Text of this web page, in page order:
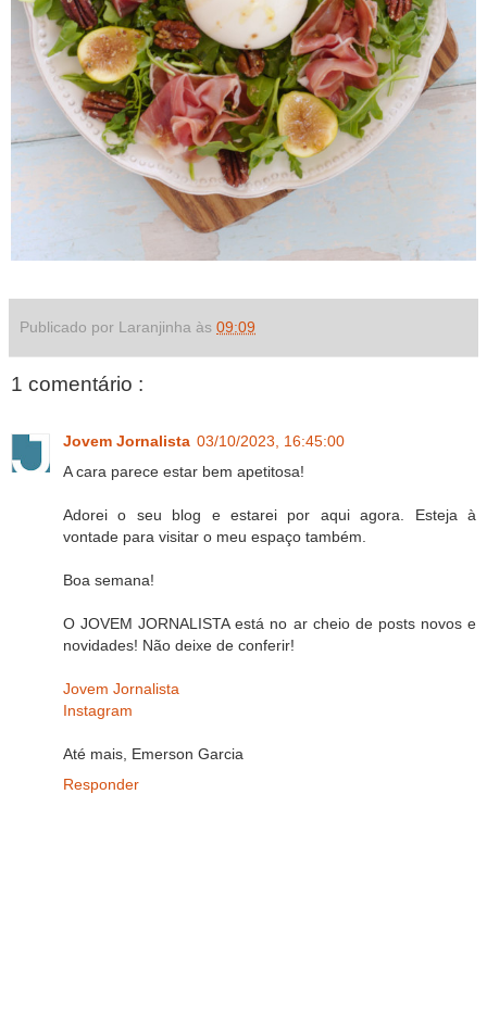
Publicado por Laranjinha às 09:09
1 comentário :
Jovem Jornalista 03/10/2023, 16:45:00
A cara parece estar bem apetitosa!
Adorei o seu blog e estarei por aqui agora. Esteja à
vontade para visitar o meu espaço também.
Boa semana!
O JOVEM JORNALISTA está no ar cheio de posts novos e
novidades! Não deixe de conferir!
Jovem Jornalista
Instagram
Até mais, Emerson Garcia
Responder